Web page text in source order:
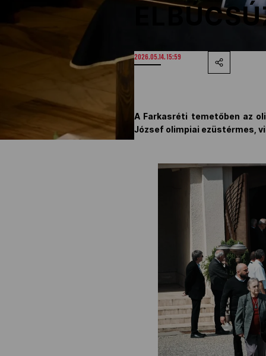
2026.05.14. 15:59
A Farkasréti temetőben az
József olimpiai ezüstérmes,